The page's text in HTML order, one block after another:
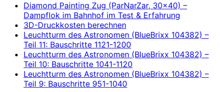
Diamond Painting Zug (ParNarZar, 30×40) –
Dampflok im Bahnhof im Test & Erfahrung
3D-Druckkosten berechnen
Leuchtturm des Astronomen (BlueBrixx 104382) –
Teil 11: Bauschritte 1121-1200
Leuchtturm des Astronomen (BlueBrixx 104382) –
Teil 10: Bauschritte 1041-1120
Leuchtturm des Astronomen (BlueBrixx 104382) –
Teil 9: Bauschritte 951-1040